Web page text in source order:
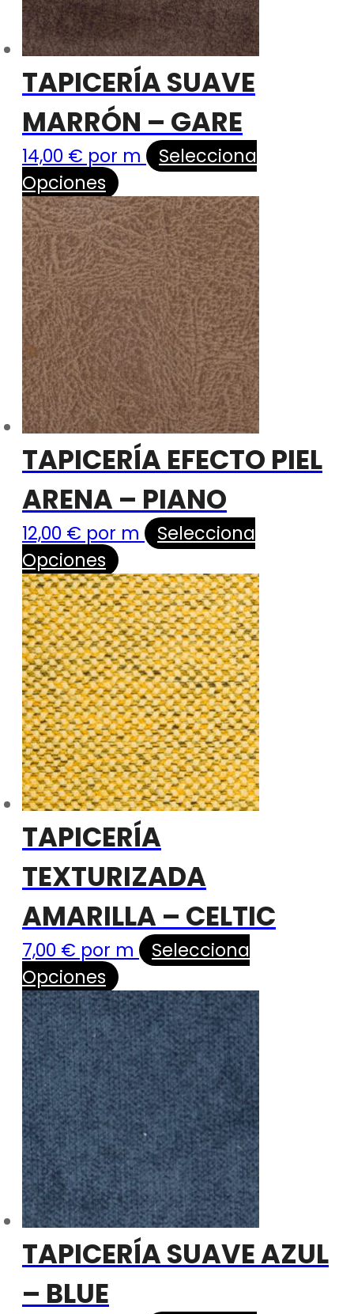
TAPICERÍA SUAVE
MARRÓN – GARE
14,00 € por m
Selecciona
Opciones
TAPICERÍA EFECTO PIEL
ARENA – PIANO
12,00 € por m
Selecciona
Opciones
TAPICERÍA
TEXTURIZADA
AMARILLA – CELTIC
7,00 € por m
Selecciona
Opciones
TAPICERÍA SUAVE AZUL
– BLUE